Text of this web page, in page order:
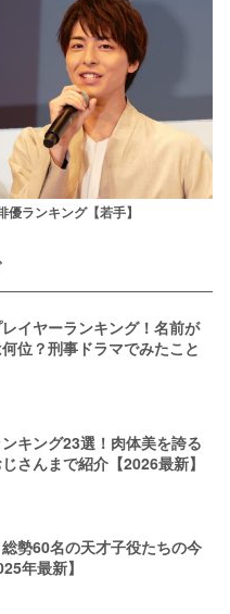
優ランキング【若手】
イヤーランキング！名前が
位？刑事ドラマでみたこと
キング23選！肉体美を誇る
さんまで紹介【2026最新】
勢60名の天才子役たちの今
年最新】